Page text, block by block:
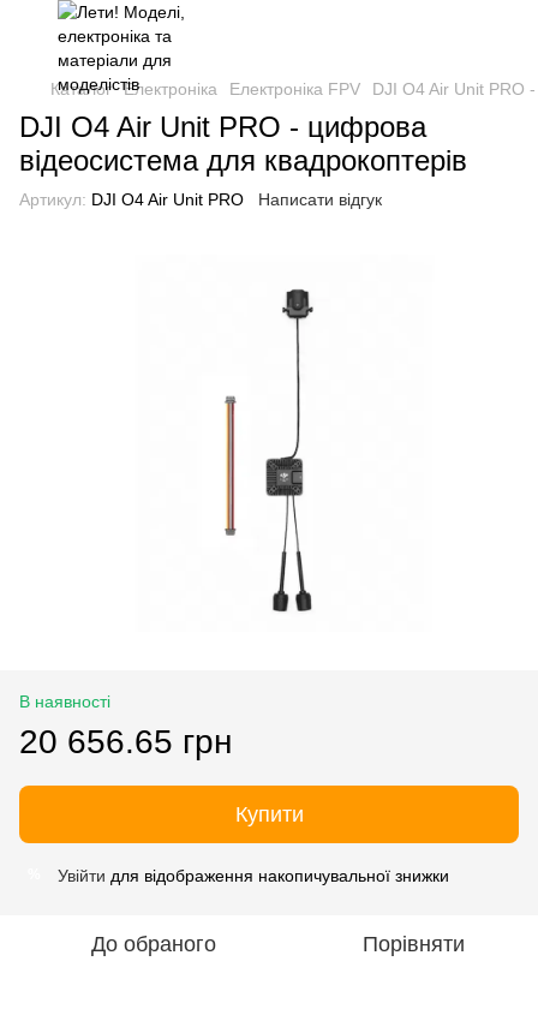
Каталог Електроніка Електроніка FPV DJI O4 Air Unit PRO
DJI O4 Air Unit PRO - цифрова
відеосистема для квадрокоптерів
Артикул: DJI O4 Air Unit PRO Написати відгук
В наявності
20 656.65 грн
Купити
Увійти для відображення накопичувальної знижки
До обраного Порівняти